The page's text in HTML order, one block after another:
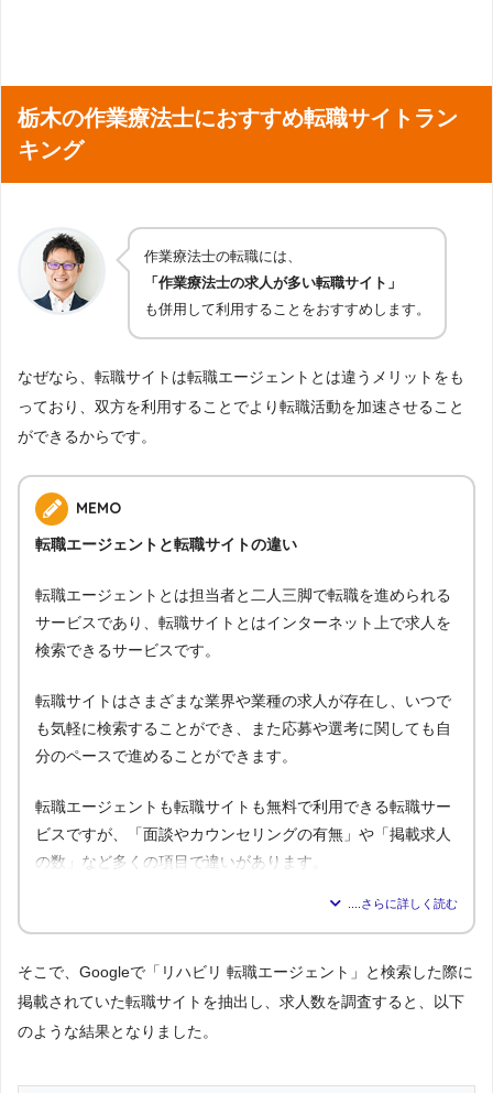
栃木の作業療法士におすすめ転職サイトラン
キング
作業療法士の転職には、
「作業療法士の求人が多い転職サイト」
も併用して利用することをおすすめします。
なぜなら、転職サイトは転職エージェントとは違うメリットをも
っており、双方を利用することでより転職活動を加速させること
ができるからです。
MEMO
転職エージェントと転職サイトの違い
転職エージェントとは担当者と二人三脚で転職を進められる
サービスであり、転職サイトとはインターネット上で求人を
検索できるサービスです。
転職サイトはさまざまな業界や業種の求人が存在し、いつで
も気軽に検索することができ、また応募や選考に関しても自
分のペースで進めることができます。
転職エージェントも転職サイトも無料で利用できる転職サー
ビスですが、「面談やカウンセリングの有無」や「掲載求人
の数」など多くの項目で違いがあります。
ント
1.気軽に利用できるのはどっち？
→解説1
△ ◯
2.面談・カウンセリングの有無は？ ◯ ✕
3.掲載求人数はどっちが多い？
◯ △
そこで、Googleで「リハビリ 転職エージェント」と検索した際に
掲載されていた転職サイトを抽出し、求人数を調査すると、以下
のような結果となりました。